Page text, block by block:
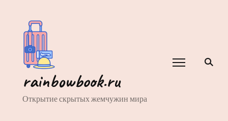
rainbowbook.ru
Открытие скрытых жемчужин мира